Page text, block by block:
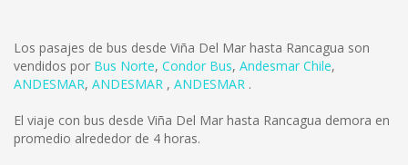
Los pasajes de bus desde Viña Del Mar hasta Rancagua son
vendidos por Bus Norte, Condor Bus, Andesmar Chile,
ANDESMAR, ANDESMAR , ANDESMAR .
El viaje con bus desde Viña Del Mar hasta Rancagua demora en
promedio alrededor de 4 horas.